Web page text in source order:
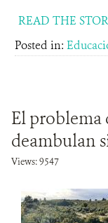
READ THE
Posted in:
El problema
deambulan
Views: 9547